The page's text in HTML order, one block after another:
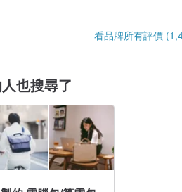
看品牌所有評價
也搜尋了